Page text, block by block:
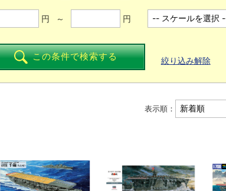
円 ～ 円
この条件で検索する 絞り込み解除
表示順：